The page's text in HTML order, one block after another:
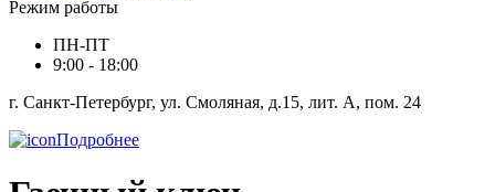
Режим работы
ПН-ПТ
9:00 - 18:00
г. Санкт-Петербург, ул. Смоляная, д.15, лит. А, пом. 24
Подробнее